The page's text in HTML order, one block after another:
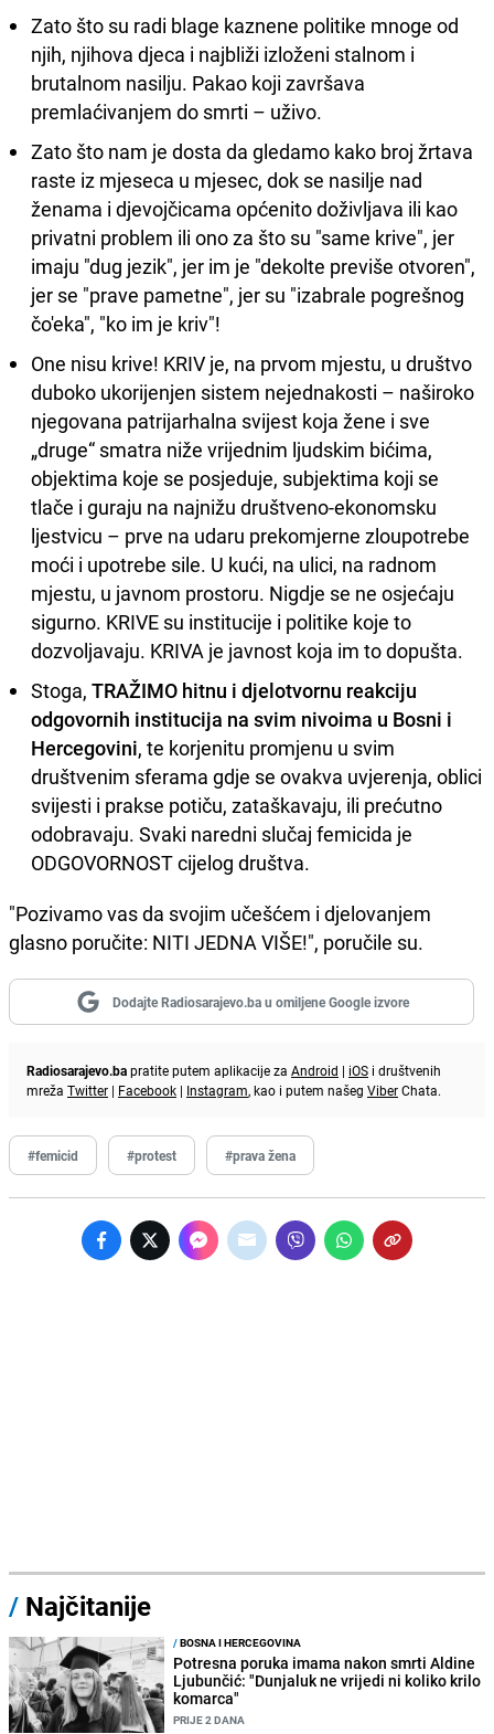
Zato što su radi blage kaznene politike mnoge od
njih, njihova djeca i najbliži izloženi stalnom i
brutalnom nasilju. Pakao koji završava
premlaćivanjem do smrti – uživo.
Zato što nam je dosta da gledamo kako broj žrtava
raste iz mjeseca u mjesec, dok se nasilje nad
ženama i djevojčicama općenito doživljava ili kao
privatni problem ili ono za što su "same krive", jer
imaju "dug jezik", jer im je "dekolte previše otvoren",
jer se "prave pametne", jer su "izabrale pogrešnog
čo'eka", "ko im je kriv"!
One nisu krive! KRIV je, na prvom mjestu, u društvo
duboko ukorijenjen sistem nejednakosti – naširoko
njegovana patrijarhalna svijest koja žene i sve
„druge“ smatra niže vrijednim ljudskim bićima,
objektima koje se posjeduje, subjektima koji se
tlače i guraju na najnižu društveno-ekonomsku
ljestvicu – prve na udaru prekomjerne zloupotrebe
moći i upotrebe sile. U kući, na ulici, na radnom
mjestu, u javnom prostoru. Nigdje se ne osjećaju
sigurno. KRIVE su institucije i politike koje to
dozvoljavaju. KRIVA je javnost koja im to dopušta.
Stoga, TRAŽIMO hitnu i djelotvornu reakciju
odgovornih institucija na svim nivoima u Bosni i
Hercegovini, te korjenitu promjenu u svim
društvenim sferama gdje se ovakva uvjerenja, oblici
svijesti i prakse potiču, zataškavaju, ili prećutno
odobravaju. Svaki naredni slučaj femicida je
ODGOVORNOST cijelog društva.
"Pozivamo vas da svojim učešćem i djelovanjem
glasno poručite: NITI JEDNA VIŠE!", poručile su.
Dodajte Radiosarajevo.ba u omiljene Google izvore
Radiosarajevo.bapratite putem aplikacije za Android | iOS i društvenih
mreža Twitter | Facebook | Instagram, kao i putem našeg ViberChata.
#femicid #protest #prava žena
/ Najčitanije
/BOSNA I HERCEGOVINA
Potresna poruka imama nakon smrti Aldine
Ljubunčić: "Dunjaluk ne vrijedi ni koliko krilo
komarca"
PRIJE 2 DANA